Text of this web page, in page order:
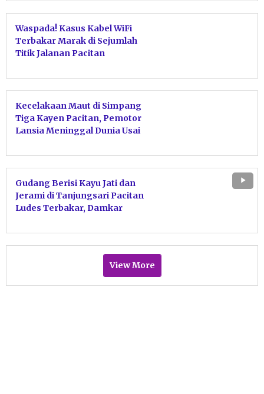
Waspada! Kasus Kabel WiFi
Terbakar Marak di Sejumlah
Titik Jalanan Pacitan
Kecelakaan Maut di Simpang
Tiga Kayen Pacitan, Pemotor
Lansia Meninggal Dunia Usai
Gudang Berisi Kayu Jati dan
Jerami di Tanjungsari Pacitan
Ludes Terbakar, Damkar
View More